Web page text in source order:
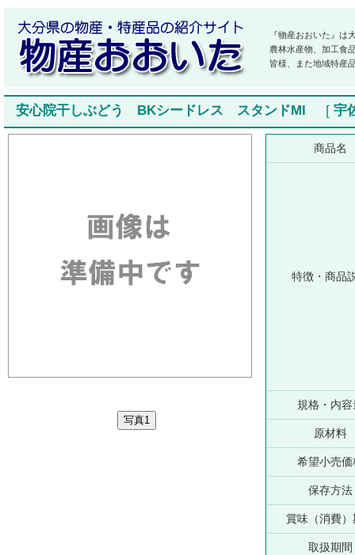
『物産おおいた』は
農林水産物、加工食
皆様、また地域特産
安心院干しぶどう BKシードレス スタンドMI [ 宇
商品名
特徴・商品
規格・内容
原材料
希望小売価
保存方法
賞味（消費）
取扱期間